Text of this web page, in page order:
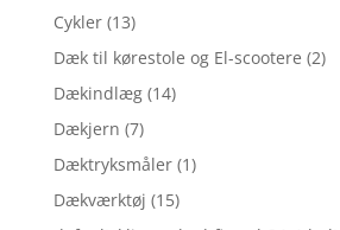
Cykler (13)
Dæk til kørestole og El-scootere (2)
Dækindlæg (14)
Dækjern (7)
Dæktryksmåler (1)
Dækværktøj (15)